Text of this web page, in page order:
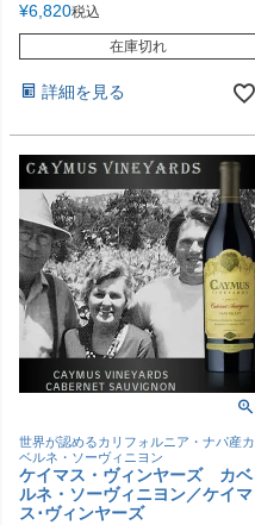
¥6,820税込
在庫切れ
詳細を見る
世界が認めるカリフォルニア・ナパ産カ
ベルネ・ソーヴィニヨン
ケイマス・ヴィンヤーズ カベ
ルネ・ソーヴィニヨン／ケイマ
ス･ヴィンヤーズ